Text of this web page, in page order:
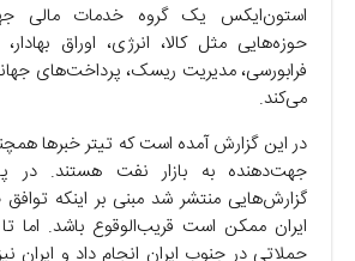
استون‌ایکس یک گروه خدمات مالی
حوزه‌هایی مثل کالا، انرژی، اوراق
فرابورسی، مدیریت ریسک، پرداخت‌های
می‌کند.
در این گزارش آمده است که تیتر خبر‌ها
جهت‌دهنده به بازار نفت هستند. در
گزارش‌هایی منتشر شد مبنی بر اینکه
ایران ممکن است قریب‌الوقوع باشد. اما تا
حملاتی در جنوب ایران انجام داد و ایران